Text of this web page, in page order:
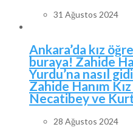
31 Ağustos 2024
Ankara’da kız
buraya! Zahide
Yurdu’na nasıl
Zahide Hanım
Necatibey ve
28 Ağustos 2024